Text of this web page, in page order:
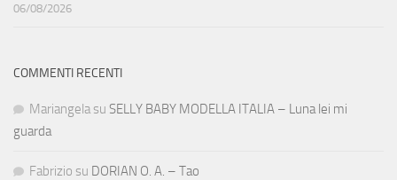
06/08/2026
COMMENTI RECENTI
Mariangela su SELLY BABY MODELLA ITALIA – Luna lei mi
guarda
Fabrizio su DORIAN O. A. – Tao